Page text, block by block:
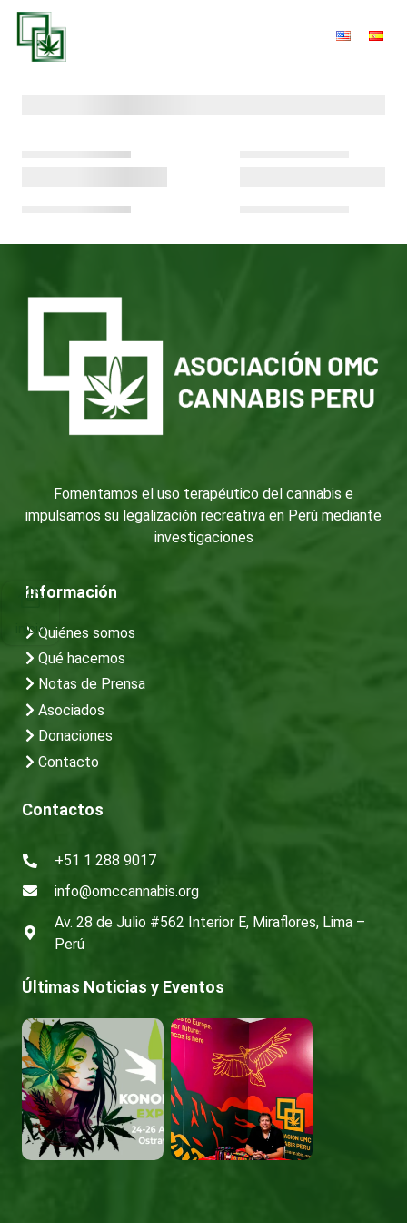
Fomentamos el uso terapéutico del cannabis e
impulsamos su legalización recreativa en Perú mediante
investigaciones
Información
Quiénes somos
Qué hacemos
Notas de Prensa
Asociados
Donaciones
Contacto
Contactos
+51 1 288 9017
info@omccannabis.org
Av. 28 de Julio #562 Interior E, Miraflores, Lima –
Perú
Últimas Noticias y Eventos
inicio